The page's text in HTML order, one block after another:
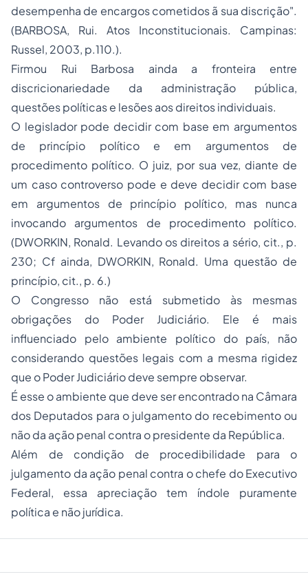
desempenha de encargos cometidos ã sua discrição".
(BARBOSA, Rui. Atos Inconstitucionais. Campinas:
Russel, 2003, p.110.).
Firmou Rui Barbosa ainda a fronteira entre
discricionariedade da administração pública,
questões políticas e lesões aos direitos individuais.
O legislador pode decidir com base em argumentos
de princípio político e em argumentos de
procedimento político. O juiz, por sua vez, diante de
um caso controverso pode e deve decidir com base
em argumentos de princípio político, mas nunca
invocando argumentos de procedimento político.
(DWORKIN, Ronald. Levando os direitos a sério, cit., p.
230; Cf ainda, DWORKIN, Ronald. Uma questão de
princípio, cit., p. 6.)
O Congresso não está submetido às mesmas
obrigações do Poder Judiciário. Ele é mais
influenciado pelo ambiente político do país, não
considerando questões legais com a mesma rigidez
que o Poder Judiciário deve sempre observar.
É esse o ambiente que deve ser encontrado na Câmara
dos Deputados para o julgamento do recebimento ou
não da ação penal contra o presidente da República.
Além de condição de procedibilidade para o
julgamento da ação penal contra o chefe do Executivo
Federal, essa apreciação tem índole puramente
política e não jurídica.